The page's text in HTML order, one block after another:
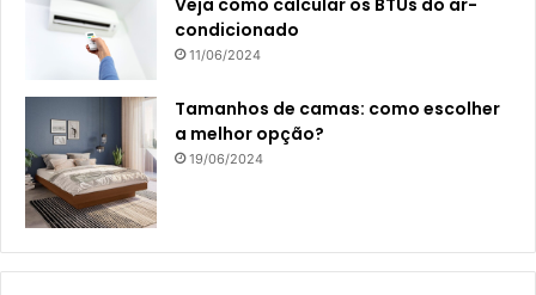
Veja como calcular os BTUs do ar-
condicionado
11/06/2024
Tamanhos de camas: como escolher
a melhor opção?
19/06/2024